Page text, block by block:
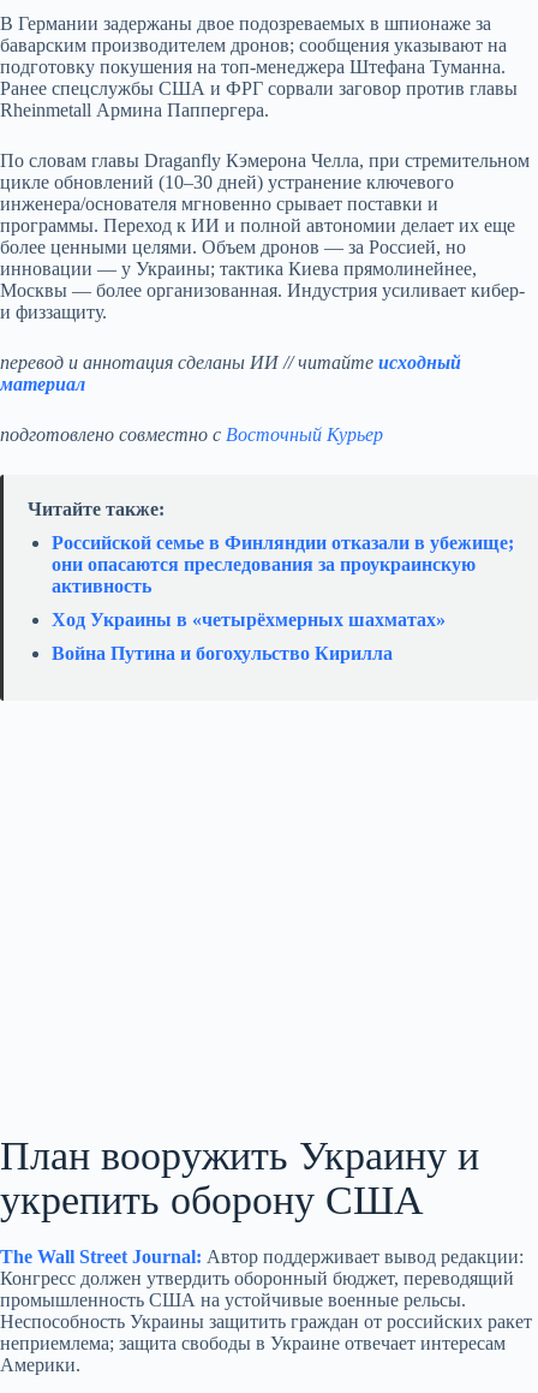
В Германии задержаны двое подозреваемых в шпионаже за
баварским производителем дронов; сообщения указывают на
подготовку покушения на топ-менеджера Штефана Туманна.
Ранее спецслужбы США и ФРГ сорвали заговор против главы
Rheinmetall Армина Паппергера.
По словам главы Draganfly Кэмерона Челла, при стремительном
цикле обновлений (10–30 дней) устранение ключевого
инженера/основателя мгновенно срывает поставки и
программы. Переход к ИИ и полной автономии делает их еще
более ценными целями. Объем дронов — за Россией, но
инновации — у Украины; тактика Киева прямолинейнее,
Москвы — более организованная. Индустрия усиливает кибер-
и физзащиту.
перевод и аннотация сделаны ИИ // читайте исходный
материал
подготовлено совместно с Восточный Курьер
Читайте также:
Российской семье в Финляндии отказали в убежище;
они опасаются преследования за проукраинскую
активность
Ход Украины в «четырёхмерных шахматах»
Война Путина и богохульство Кирилла
План вооружить Украину и
укрепить оборону США
The Wall Street Journal: Автор поддерживает вывод редакции:
Конгресс должен утвердить оборонный бюджет, переводящий
промышленность США на устойчивые военные рельсы.
Неспособность Украины защитить граждан от российских ракет
неприемлема; защита свободы в Украине отвечает интересам
Америки.